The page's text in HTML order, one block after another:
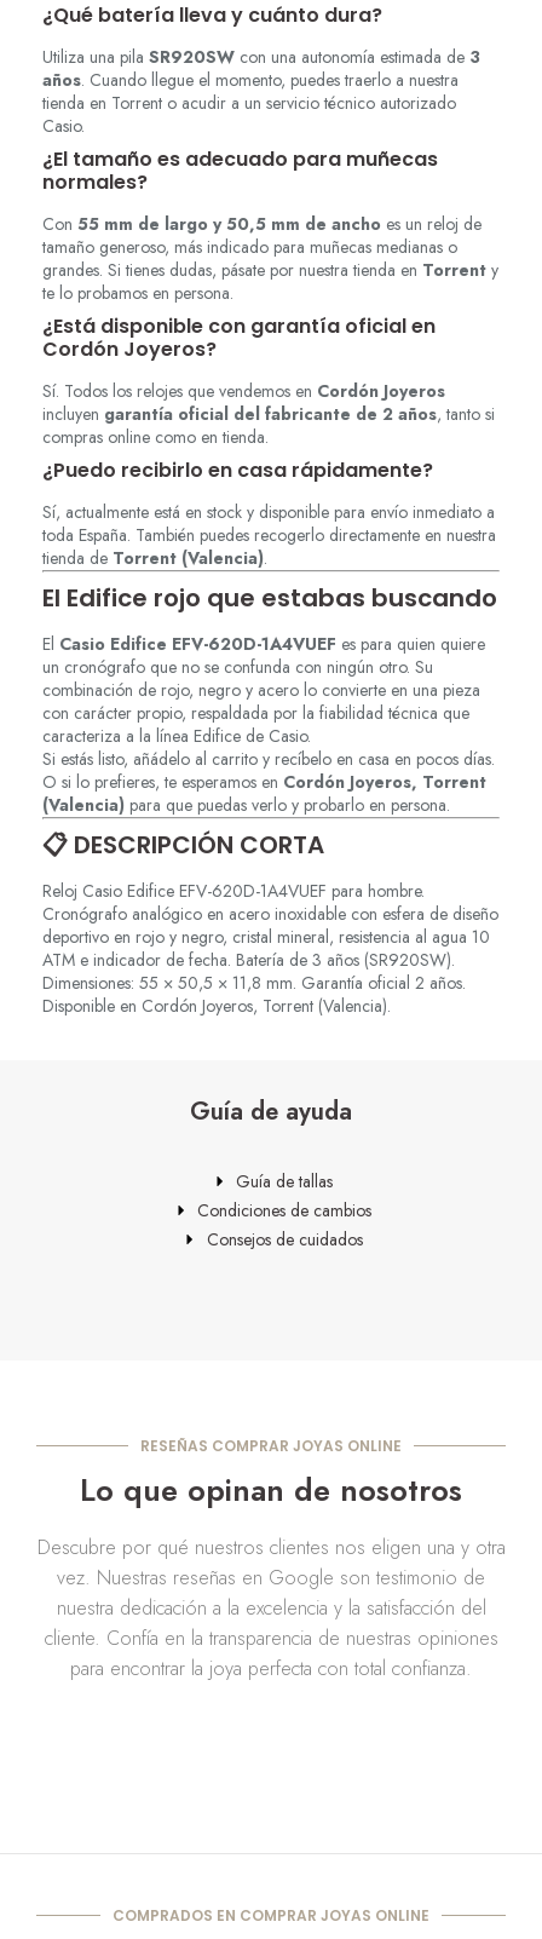
¿Qué batería lleva y cuánto dura?
Utiliza una pila SR920SW con una autonomía estimada de 3
años. Cuando llegue el momento, puedes traerlo a nuestra
tienda en Torrent o acudir a un servicio técnico autorizado
Casio.
¿El tamaño es adecuado para muñecas
normales?
Con 55 mm de largo y 50,5 mm de ancho es un reloj de
tamaño generoso, más indicado para muñecas medianas o
grandes. Si tienes dudas, pásate por nuestra tienda en Torrent y
te lo probamos en persona.
¿Está disponible con garantía oficial en
Cordón Joyeros?
Sí. Todos los relojes que vendemos en Cordón Joyeros
incluyen garantía oficial del fabricante de 2 años, tanto si
compras online como en tienda.
¿Puedo recibirlo en casa rápidamente?
Sí, actualmente está en stock y disponible para envío inmediato a
toda España. También puedes recogerlo directamente en nuestra
tienda de Torrent (Valencia).
El Edifice rojo que estabas buscando
El Casio Edifice EFV-620D-1A4VUEF es para quien quiere
un cronógrafo que no se confunda con ningún otro. Su
combinación de rojo, negro y acero lo convierte en una pieza
con carácter propio, respaldada por la fiabilidad técnica que
caracteriza a la línea Edifice de Casio.
Si estás listo, añádelo al carrito y recíbelo en casa en pocos días.
O si lo prefieres, te esperamos en Cordón Joyeros, Torrent
(Valencia) para que puedas verlo y probarlo en persona.
📋 DESCRIPCIÓN CORTA
Reloj Casio Edifice EFV-620D-1A4VUEF para hombre.
Cronógrafo analógico en acero inoxidable con esfera de diseño
deportivo en rojo y negro, cristal mineral, resistencia al agua 10
ATM e indicador de fecha. Batería de 3 años (SR920SW).
Dimensiones: 55 × 50,5 × 11,8 mm. Garantía oficial 2 años.
Disponible en Cordón Joyeros, Torrent (Valencia).
Guía de ayuda
Guía de tallas
Condiciones de cambios
Consejos de cuidados
RESEÑAS COMPRAR JOYAS ONLINE
Lo que opinan de nosotros
Descubre por qué nuestros clientes nos eligen una y otra
vez. Nuestras reseñas en Google son testimonio de
nuestra dedicación a la excelencia y la satisfacción del
cliente. Confía en la transparencia de nuestras opiniones
para encontrar la joya perfecta con total confianza.
COMPRADOS EN COMPRAR JOYAS ONLINE